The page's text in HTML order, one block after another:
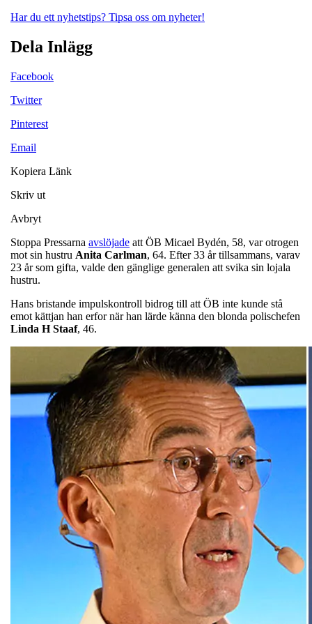
Har du ett nyhetstips? Tipsa oss om nyheter!
Dela Inlägg
Facebook
Twitter
Pinterest
Email
Kopiera Länk
Skriv ut
Avbryt
Stoppa Pressarna avslöjade att ÖB Micael Bydén, 58, var otrogen
mot sin hustru Anita Carlman, 64. Efter 33 år tillsammans, varav
23 år som gifta, valde den gänglige generalen att svika sin lojala
hustru.
Hans bristande impulskontroll bidrog till att ÖB inte kunde stå
emot kättjan han erfor när han lärde känna den blonda polischefen
Linda H Staaf, 46.